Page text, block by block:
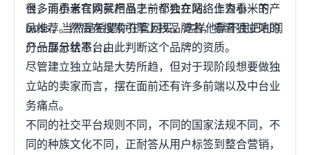
台，而小米官网就相当于一个独立站。作为小米的
boss，当然是希望你在官网买，这样他就不用把利润
分一部分给平台。
很多消费者在购买产品之前都会在网络上查看一下产
品推荐。然后在搜索引擎上找品牌名，看看独立站的
产品展示状态，由此判断这个品牌的资质。
尽管建立独立站是大势所趋，但对于现阶段想要做独
立站的卖家而言，摆在面前还有许多前端以及中台业
务痛点。
不同的社交平台规则不同，不同的国家法规不同，不
同的种族文化不同，正耐答从用户标签到整合营销，